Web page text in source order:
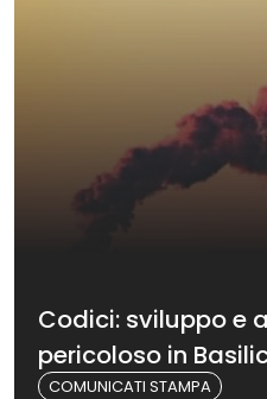
Codici: sviluppo e
pericoloso in
COMUNICATI STAMPA